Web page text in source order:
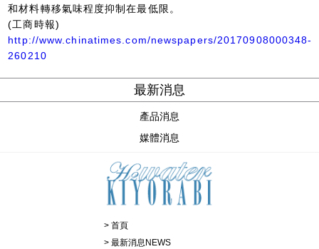
和材料轉移氣味程度抑制在最低限。
(工商時報)
http://www.chinatimes.com/newspapers/20170908000348-
260210
最新消息
產品消息
媒體消息
首頁
最新消息NEWS